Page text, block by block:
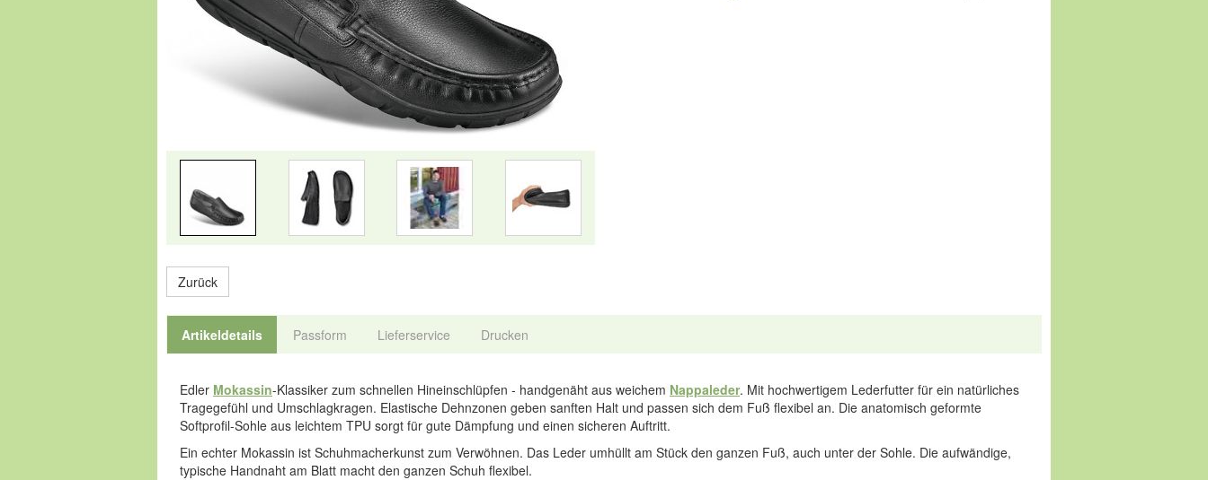
Zurück
Artikeldetails Passform Lieferservice Drucken
Edler Mokassin-Klassiker zum schnellen Hineinschlüpfen - handgenäht aus weichem Nappaleder. Mit hochwertigem Lederfutter für ein natürliches
Tragegefühl und Umschlagkragen. Elastische Dehnzonen geben sanften Halt und passen sich dem Fuß flexibel an. Die anatomisch geformte
Softprofil-Sohle aus leichtem TPU sorgt für gute Dämpfung und einen sicheren Auftritt.
Ein echter Mokassin ist Schuhmacherkunst zum Verwöhnen. Das Leder umhüllt am Stück den ganzen Fuß, auch unter der Sohle. Die aufwändige,
typische Handnaht am Blatt macht den ganzen Schuh flexibel.